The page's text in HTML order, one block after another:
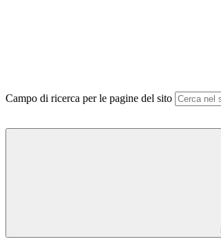
Campo di ricerca per le pagine del sito